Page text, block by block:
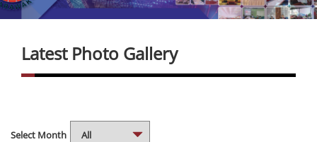
Latest Photo Gallery
Select Month